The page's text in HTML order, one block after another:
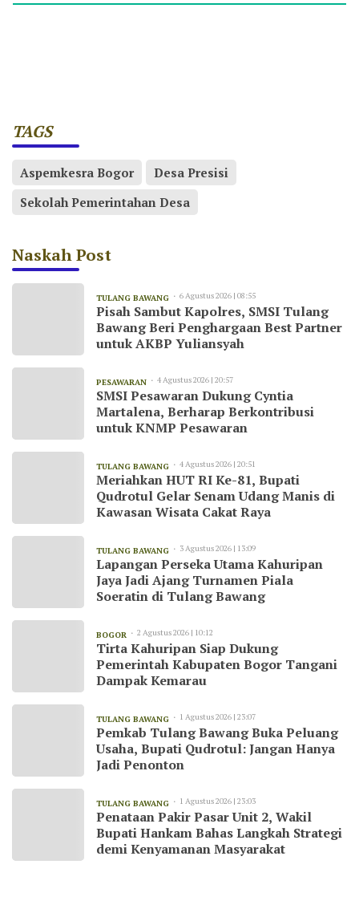
TAGS
Aspemkesra Bogor
Desa Presisi
Sekolah Pemerintahan Desa
Naskah Post
TULANG BAWANG 6 Agustus 2026 | 08:55
Pisah Sambut Kapolres, SMSI Tulang
Bawang Beri Penghargaan Best Partner
untuk AKBP Yuliansyah
PESAWARAN 4 Agustus 2026 | 20:57
SMSI Pesawaran Dukung Cyntia
Martalena, Berharap Berkontribusi
untuk KNMP Pesawaran
TULANG BAWANG 4 Agustus 2026 | 20:51
Meriahkan HUT RI Ke-81, Bupati
Qudrotul Gelar Senam Udang Manis di
Kawasan Wisata Cakat Raya
TULANG BAWANG 3 Agustus 2026 | 13:09
Lapangan Perseka Utama Kahuripan
Jaya Jadi Ajang Turnamen Piala
Soeratin di Tulang Bawang
BOGOR 2 Agustus 2026 | 10:12
Tirta Kahuripan Siap Dukung
Pemerintah Kabupaten Bogor Tangani
Dampak Kemarau
TULANG BAWANG 1 Agustus 2026 | 23:07
Pemkab Tulang Bawang Buka Peluang
Usaha, Bupati Qudrotul: Jangan Hanya
Jadi Penonton
TULANG BAWANG 1 Agustus 2026 | 23:03
Penataan Pakir Pasar Unit 2, Wakil
Bupati Hankam Bahas Langkah Strategi
demi Kenyamanan Masyarakat